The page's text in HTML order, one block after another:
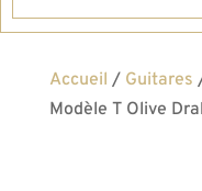
Accueil / Guitares
Modèle T Olive